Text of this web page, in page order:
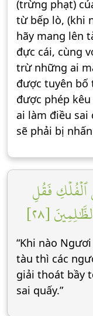
(trừng phạt)
từ bếp lò, (khi
hãy mang lên
đực cái, cùng
trừ những ai
được tuyên bố
được phép
ai làm điều sai
sẽ phải bị
فَقُلِ
[٢٨]
“Khi nào
tàu thì các
giải thoát bầy
sai quấy.”